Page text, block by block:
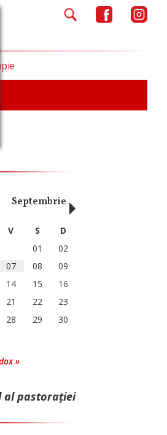
Septembrie Octombrie
V S
D
01
02
07 08
09
14 15
16
21 22
23
28 29
30
»
al pastorației